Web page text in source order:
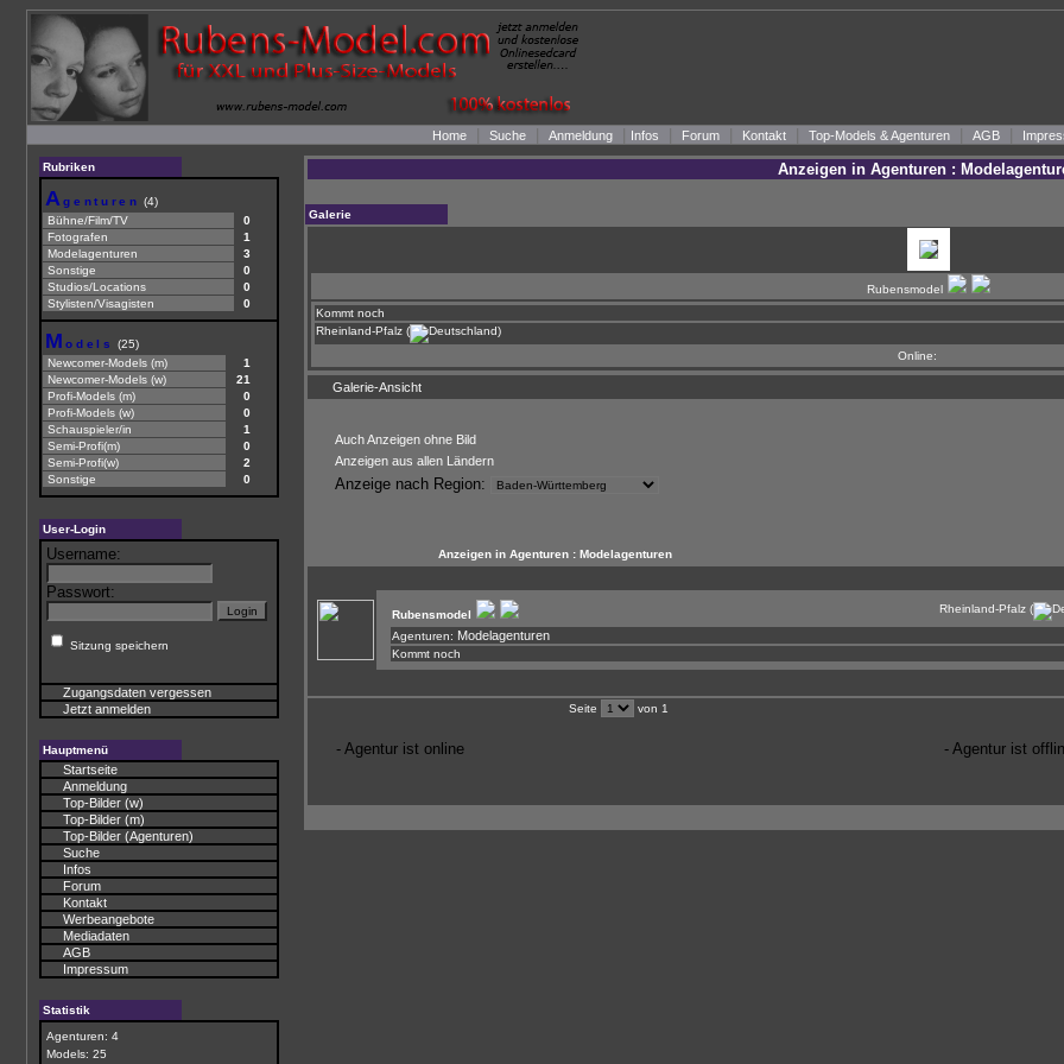
Home| Suche| Anmeldung| Infos Forum| Kontakt| Top-Models & Agenturen| AGB|
Rubriken
Agenturen (4)
Bühne/Film/TV
0
Fotografen
1
Modelagenturen
3
Sonstige
0
Studios/Locations
0
Stylisten/Visagisten
0
Models
(25)
Newcomer-Models (m)
1
Newcomer-Models (w)
21
Profi-Models (m)
0
Profi-Models (w)
0
Schauspieler/in
1
Semi-Profi(m)
0
Semi-Profi(w)
2
Sonstige
0
User-Login
Username:
Passwort:
Sitzung speichern
Zugangsdaten vergessen
Jetzt anmelden
Hauptmenü
Startseite
Anmeldung
Top-Bilder (w)
Top-Bilder (m)
Top-Bilder (Agenturen)
Suche
Infos
Forum
Kontakt
Werbeangebote
Mediadaten
AGB
Impressum
Statistik
Agenturen: 4
Models: 25
Anzeigen in Agenturen :
Galerie
Rubensmodel
Kommt noch
Rheinland-Pfalz (
)
Online:
Galerie-Ansicht
Auch Anzeigen ohne Bild
Anzeigen aus allen Ländern
Anzeige nach Region:
Anzeigen in Agenturen : Modelagenturen
Rubensmodel Rheinland-Pfalz (
Agenturen: Modelagenturen
Kommt noch
Seite von 1
- Agentur ist online - Agentur ist